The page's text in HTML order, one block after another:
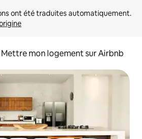
Mettre mon logement sur Airbnb